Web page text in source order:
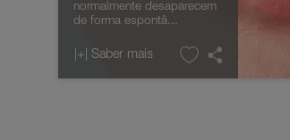
normalmente desaparecem
de forma espontâ...
|+| Saber mais